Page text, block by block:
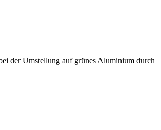
der Umstellung auf grünes Aluminium durch